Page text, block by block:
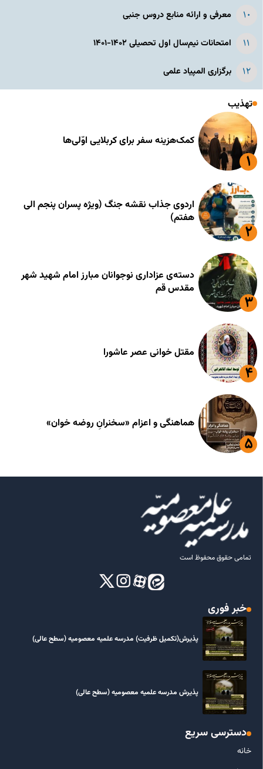
معرفی و ارائه منابع دروس جنبی
امتحانات نیم‌سال اول تحصیلی ۱۴۰۲-۱۴۰۱
برگزاری المپیاد علمی
تهذیب
کمک‌هزینه سفر برای کربلایی اوّلی‌ها
اردوی جذاب نقشه جنگ (ویژه پسران پنجم الی
هفتم)
دسته‌ی عزاداری نوجوانان مبارز امام شهید شهر
مقدس قم
مقتل خوانی عصر عاشورا
هماهنگی و اعزام «سخنرانِ روضه خوان»
تمامی حقوق محفوظ است
خبر فوری
پذیرش(تکمیل ظرفیت) مدرسه علمیه معصومیه‌ (سطح عالی)
پذیرش مدرسه علمیه معصومیه‌ (سطح عالی)
دسترسی سریع
خانه